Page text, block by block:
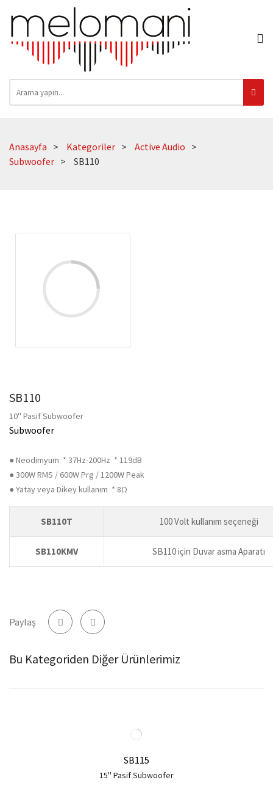
Anasayfa Kategoriler
Active Audio
Subwoofer
SB110
SB110
10'' Pasif Subwoofer
Subwoofer
● Neodimyum * 37Hz-200Hz * 119dB
● 300W RMS / 600W Prg / 1200W Peak
● Yatay veya Dikey kullanım * 8Ω
SB110T 100 Volt kullanım seçeneği
SB110KMV SB110 için Duvar asma Aparatı
Paylaş
Bu Kategoriden Diğer Ürünlerimiz
SB115
15'' Pasif Subwoofer